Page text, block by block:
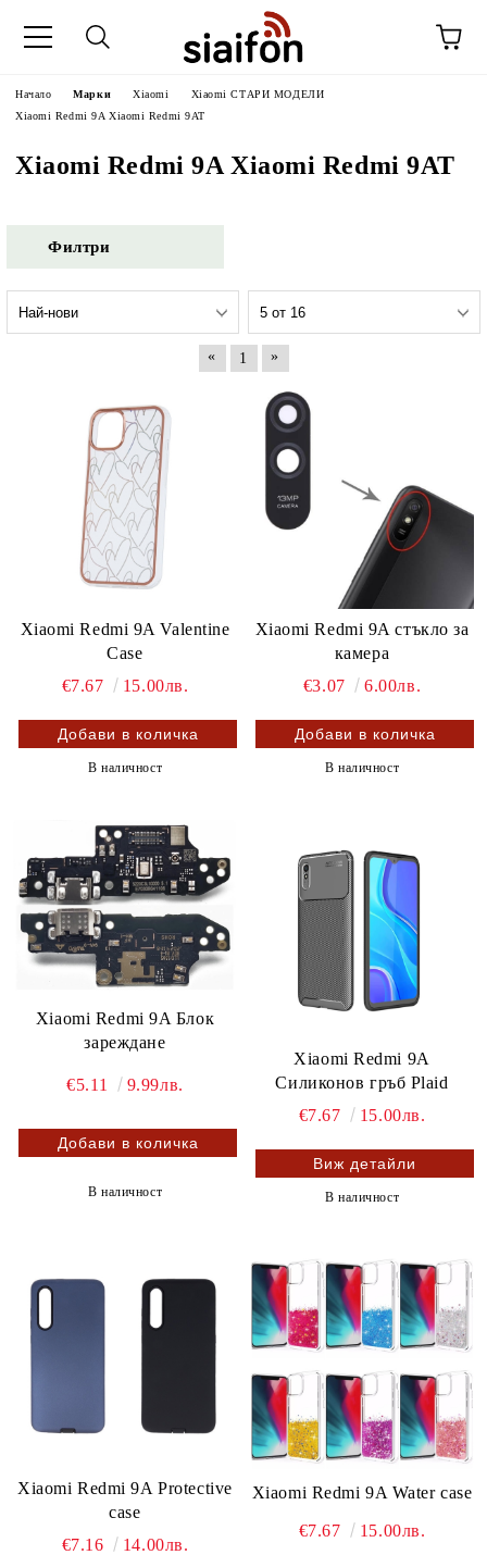
Начало Марки Xiaomi
Xiaomi СТАРИ МОДЕЛИ
Xiaomi Redmi 9A Xiaomi Redmi 9AT
Xiaomi Redmi 9A Xiaomi Redmi 9AT
Филтри
« 1 »
Xiaomi Redmi 9A Valentine
Case
€7.67
15.00лв.
В наличност
Xiaomi Redmi 9A стъкло за
камера
€3.07
6.00лв.
В наличност
Xiaomi Redmi 9A Блок
зареждане
€5.11 9.99лв.
В наличност
Xiaomi Redmi 9A
Силиконов гръб Plaid
€7.67
15.00лв.
Виж детайли
В наличност
Xiaomi Redmi 9A Protective
case
€7.16
14.00лв.
Xiaomi Redmi 9A Water case
€7.67 15.00лв.